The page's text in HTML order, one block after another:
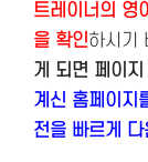
트레이너의 영
을 확인하시기
게 되면 페이
계신 홈페이지
전을 빠르게 다